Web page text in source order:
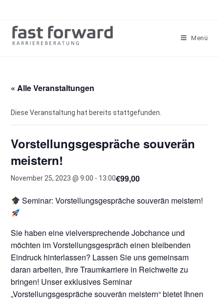
springen
Menü
« Alle Veranstaltungen
Diese Veranstaltung hat bereits stattgefunden.
Vorstellungsgespräche souverän
meistern!
November 25, 2023 @ 9:00 - 13:00€99,00
Seminar: Vorstellungsgespräche souverän meistern!
Sie haben eine vielversprechende Jobchance und
möchten im Vorstellungsgespräch einen bleibenden
Eindruck hinterlassen? Lassen Sie uns gemeinsam
daran arbeiten, Ihre Traumkarriere in Reichweite zu
bringen! Unser exklusives Seminar
„Vorstellungsgespräche souverän meistern“ bietet Ihnen